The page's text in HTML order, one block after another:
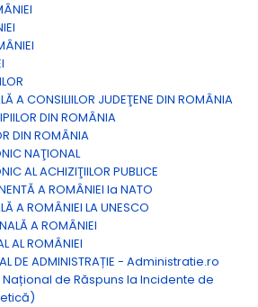
A CONSILIILOR JUDEŢENE DIN ROMÂNIA
DIN ROMÂNIA
DIN ROMÂNIA
NAŢIONAL
AL ACHIZIŢIILOR PUBLICE
A ROMÂNIEI la NATO
A ROMÂNIEI LA UNESCO
A ROMÂNIEI
AL ROMÂNIEI
DE ADMINISTRAȚIE - Administratie.ro
Național de Răspuns la Incidente de